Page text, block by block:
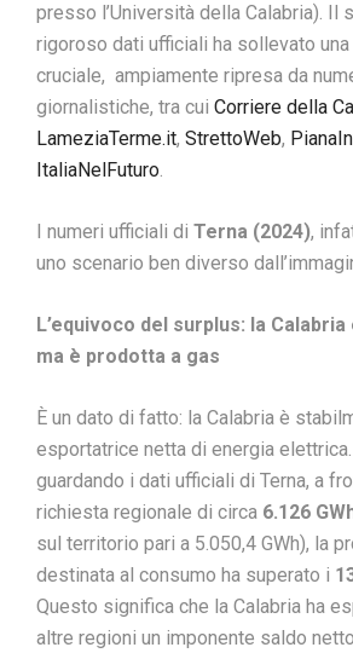
presso l’Università della Calabria). Il
rigoroso dati ufficiali ha sollevato
cruciale, ampiamente ripresa da
giornalistiche, tra cui Corriere della
LameziaTerme.it, StrettoWeb,
ItaliaNelFuturo.
I numeri ufficiali di Terna (2024),
uno scenario ben diverso
L’equivoco del surplus: la
ma è prodotta a gas
È un dato di fatto: la Calabria è
esportatrice netta di energia
guardando i dati ufficiali di Terna, a
richiesta regionale di circa 6.126
sul territorio pari a 5.050,4 GWh), la
destinata al consumo ha superato i
Questo significa che la Calabria ha
altre regioni un imponente saldo